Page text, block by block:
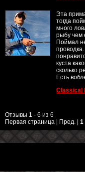
Эта
тогда
много
рыбу чем
Поймал
куста
сколько
Есть
Classical
Отзывы 1 - 6 из 6
Первая страница | Пред. | 1